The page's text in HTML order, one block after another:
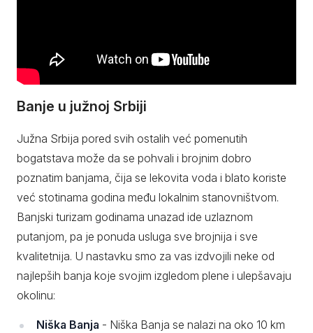
Banje u južnoj Srbiji
Južna Srbija pored svih ostalih već pomenutih
bogatstava može da se pohvali i brojnim dobro
poznatim banjama, čija se lekovita voda i blato koriste
već stotinama godina među lokalnim stanovništvom.
Banjski turizam godinama unazad ide uzlaznom
putanjom, pa je ponuda usluga sve brojnija i sve
kvalitetnija. U nastavku smo za vas izdvojili neke od
najlepših banja koje svojim izgledom plene i ulepšavaju
okolinu:
Niška Banja - Niška Banja se nalazi na oko 10 km